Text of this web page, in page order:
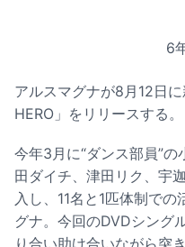
6
アルスマグナが8月12日
HERO」をリリースする。
今年3月に“ダンス部員”
田ダイチ、津田リク、宇
入し、11名と1匹体制で
グナ。今回のDVDシング
り合い助け合いながら突